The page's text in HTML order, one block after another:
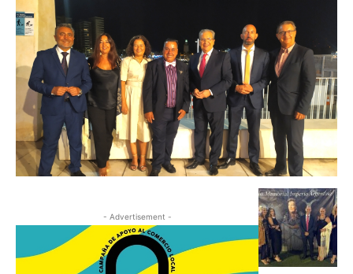
- Advertisement -